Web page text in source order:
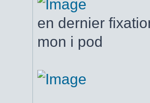
en dernier
mon i pod